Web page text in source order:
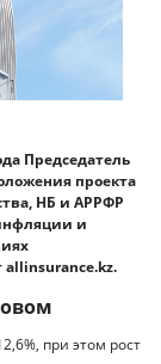
Председатель
проекта
НБ и АРРФР
и
при этом рост